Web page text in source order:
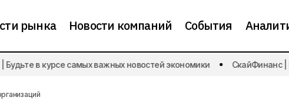
рынка Новости компаний События
Новости банков ЦБ обновил список значимых кредитных
в курсе самых важных новостей экономики СкайФинанс |